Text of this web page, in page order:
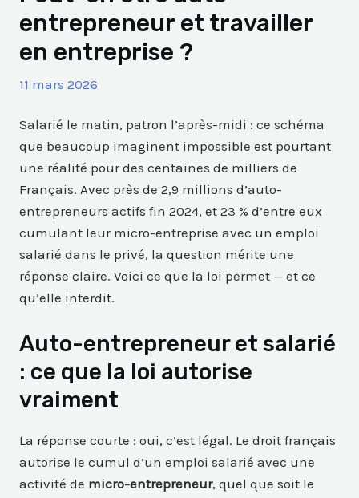
entrepreneur et travailler
en entreprise ?
11 mars 2026
Salarié le matin, patron l’après-midi : ce schéma
que beaucoup imaginent impossible est pourtant
une réalité pour des centaines de milliers de
Français. Avec près de 2,9 millions d’auto-
entrepreneurs actifs fin 2024, et 23 % d’entre eux
cumulant leur micro-entreprise avec un emploi
salarié dans le privé, la question mérite une
réponse claire. Voici ce que la loi permet — et ce
qu’elle interdit.
Auto-entrepreneur et salarié
: ce que la loi autorise
vraiment
La réponse courte : oui, c’est légal. Le droit français
autorise le cumul d’un emploi salarié avec une
activité de micro-entrepreneur, quel que soit le